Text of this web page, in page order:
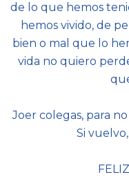
de lo que hemos
hemos vivido, de
bien o mal que lo
vida no quiero
Joer colegas, para
Si